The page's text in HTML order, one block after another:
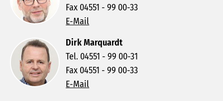
Fax 04551 - 99 00-33
E-Mail
Dirk Marquardt
Tel. 04551 - 99 00-31
Fax 04551 - 99 00-33
E-Mail